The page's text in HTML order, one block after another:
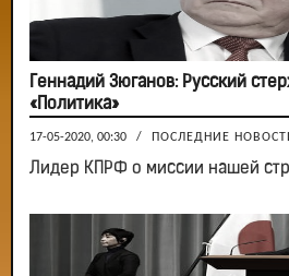
Геннадий Зюганов: Русский
«Политика»
17-05-2020, 00:30 / ПОСЛЕДНИЕ
Лидер КПРФ о миссии нашей